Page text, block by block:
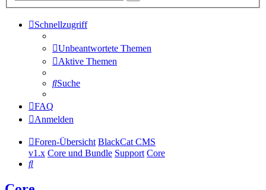
Schnellzugriff
Unbeantwortete Themen
Aktive Themen
Suche
FAQ
Anmelden
Foren-Übersicht BlackCat CMS
v1.x Core und Bundle Support Core
Suche